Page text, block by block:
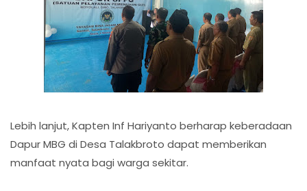
Lebih lanjut, Kapten Inf Hariyanto berharap keberadaan
Dapur MBG di Desa Talakbroto dapat memberikan
manfaat nyata bagi warga sekitar.